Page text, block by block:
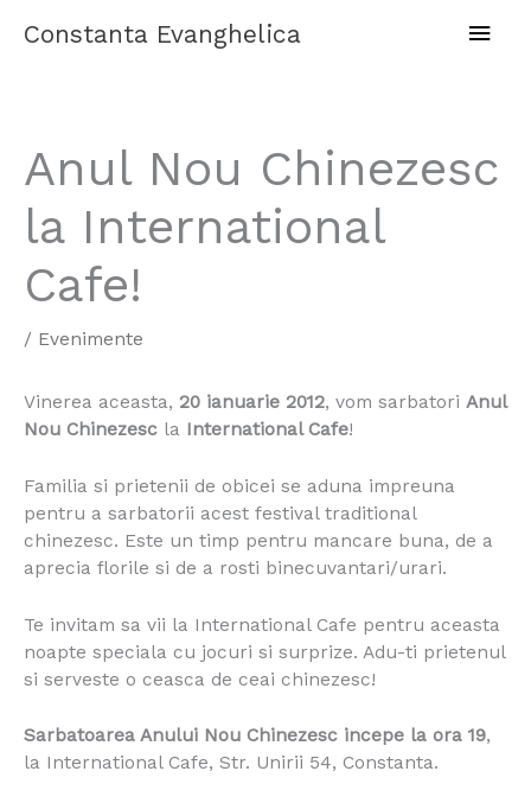
Constanta Evanghelica
Main
Anul Nou Chinezesc
la International
Cafe!
/ Evenimente
Vinerea aceasta, 20 ianuarie 2012, vom sarbatori Anul
Nou Chinezesc la International Cafe!
Familia si prietenii de obicei se aduna impreuna
pentru a sarbatorii acest festival traditional
chinezesc. Este un timp pentru mancare buna, de a
aprecia florile si de a rosti binecuvantari/urari.
Te invitam sa vii la International Cafe pentru aceasta
noapte speciala cu jocuri si surprize. Adu-ti prietenul
si serveste o ceasca de ceai chinezesc!
Sarbatoarea Anului Nou Chinezesc incepe la ora 19,
la International Cafe, Str. Unirii 54, Constanta.